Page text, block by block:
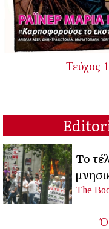
Τεύχος
Το
The